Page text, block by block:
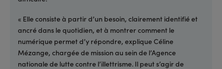
« Elle consiste à partir d’un besoin, clairement identifié et
ancré dans le quotidien, et à montrer comment le
numérique permet d’y répondre, explique Céline
Mézange, chargée de mission au sein de l’Agence
nationale de lutte contre l’illettrisme. Il peut s’agir de